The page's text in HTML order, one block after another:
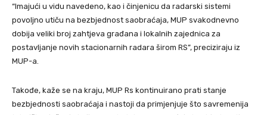
“Imajući u vidu navedeno, kao i činjenicu da radarski sistemi
povoljno utiču na bezbjednost saobraćaja, MUP svakodnevno
dobija veliki broj zahtjeva građana i lokalnih zajednica za
postavljanje novih stacionarnih radara širom RS”, preciziraju iz
MUP-a.
Takođe, kaže se na kraju, MUP Rs kontinuirano prati stanje
bezbjednosti saobraćaja i nastoji da primjenjuje što savremenija